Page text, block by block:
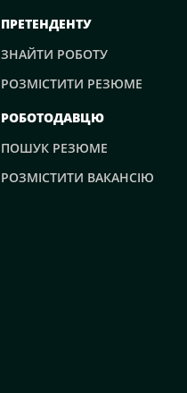
ПРЕТЕНДЕНТУ
ЗНАЙТИ РОБОТУ
РОЗМІСТИТИ РЕЗЮМЕ
РОБОТОДАВЦЮ
ПОШУК РЕЗЮМЕ
РОЗМІСТИТИ ВАКАНСІЮ